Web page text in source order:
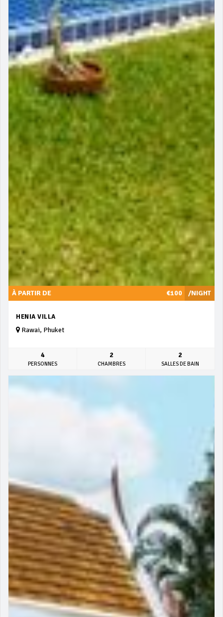
/NIGHT
À PARTIR DE €100
HENIA VILLA
Rawai, Phuket
4
PERSONNES
2
CHAMBRES
2
SALLES DE BAIN